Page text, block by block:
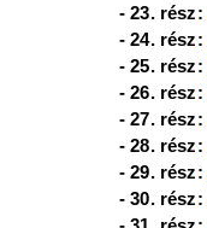
- 23. rész:
- 24. rész:
- 25. rész:
- 26. rész:
- 27. rész:
- 28. rész:
- 29. rész:
- 30. rész: